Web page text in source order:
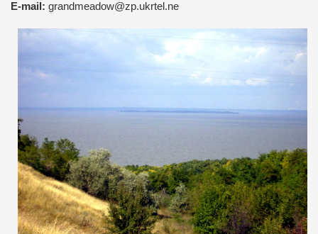
E-mail: grandmeadow@zp.ukrtel.ne